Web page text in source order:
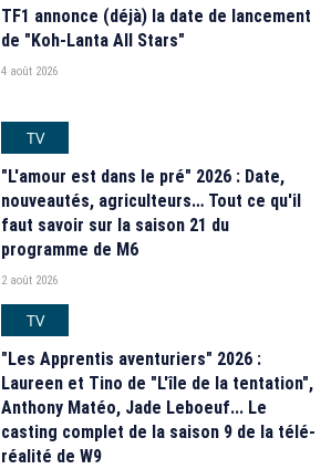
TF1 annonce (déjà) la date de lancement
de "Koh-Lanta All Stars"
4 août 2026
TV
"L'amour est dans le pré" 2026 : Date,
nouveautés, agriculteurs… Tout ce qu'il
faut savoir sur la saison 21 du
programme de M6
2 août 2026
TV
"Les Apprentis aventuriers" 2026 :
Laureen et Tino de "L'île de la tentation",
Anthony Matéo, Jade Leboeuf... Le
casting complet de la saison 9 de la télé-
réalité de W9